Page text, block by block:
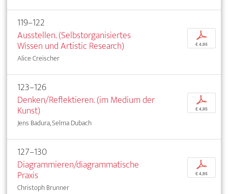
119–122
Ausstellen. (Selbstorganisiertes
Wissen und Artistic Research)
Alice Creischer
p
€ 4,95
123–126
Denken/Reflektieren. (im Medium der
Kunst)
Jens Badura, Selma Dubach
p
€ 4,95
127–130
Diagrammieren/diagrammatische
Praxis
Christoph Brunner
p
€ 4,95